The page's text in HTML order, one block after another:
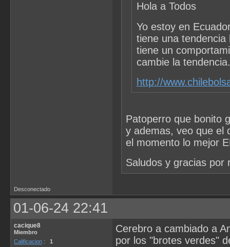
Hola a Todos
Yo estoy en
tiene una tendencia
tiene un
cambie la tendencia.
http://
Patoperro que bonito
y ademas, veo que el
el momento lo mejor
Saludos y gracias
Desconectado
01-06-24 22:41
cacique8
Miembro
Calificacion : 1
Cerebro a cambiado a
por los "brotes verdes"